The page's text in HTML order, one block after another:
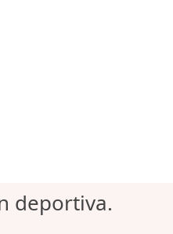
deportiva.